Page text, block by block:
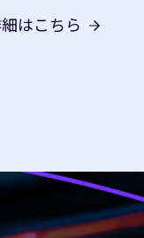
はこちら